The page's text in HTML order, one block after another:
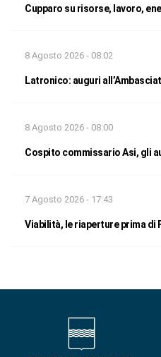
Cupparo su risorse, lavoro,
8 Agosto 2026 - 08:02
Latronico: auguri
8 Agosto 2026 - 08:00
Cospito commissario Asi, gli
7 Agosto 2026 - 17:43
Viabilità, le riaperture prima di